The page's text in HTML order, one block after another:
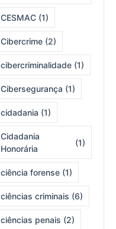
CESMAC (1)
Cibercrime (2)
cibercriminalidade (1)
Cibersegurança (1)
cidadania (1)
Cidadania
Honorária
(1)
ciência forense (1)
ciências criminais (6)
ciências penais (2)